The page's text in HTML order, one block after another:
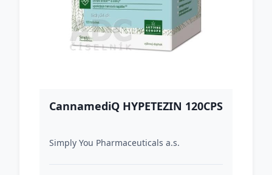
CannamediQ HYPETEZIN 120CPS
Simply You Pharmaceuticals a.s.